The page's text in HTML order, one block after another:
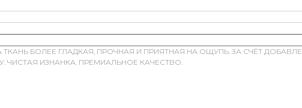
БОЛЕЕ ГЛАДКАЯ, ПРОЧНАЯ И ПРИЯТНАЯ НА ОЩУПЬ. ЗА СЧЁТ
ЧИСТАЯ ИЗНАНКА. ПРЕМИАЛЬНОЕ КАЧЕСТВО.